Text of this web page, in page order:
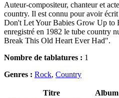
Auteur-compositeur, chanteur et
country. Il est connu pour avoir
Don't Let Your Babies Grow Up to
enregistré en 1982 le tube country
Break This Old Heart Ever Had".
Nombre de tablatures : 1
Genres : Rock, Country
Titre Album